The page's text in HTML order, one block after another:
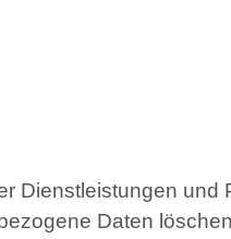
Dienstleistungen und
Daten